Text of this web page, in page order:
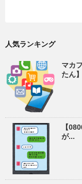
人気ランキング
マカ
たん
【
が...